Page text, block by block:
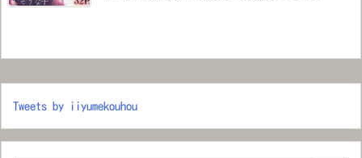
Tweets by iiyumekouhou